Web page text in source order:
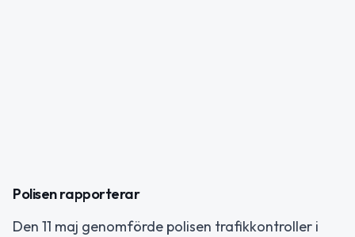
Polisen rapporterar
Den 11 maj genomförde polisen trafikkontroller i